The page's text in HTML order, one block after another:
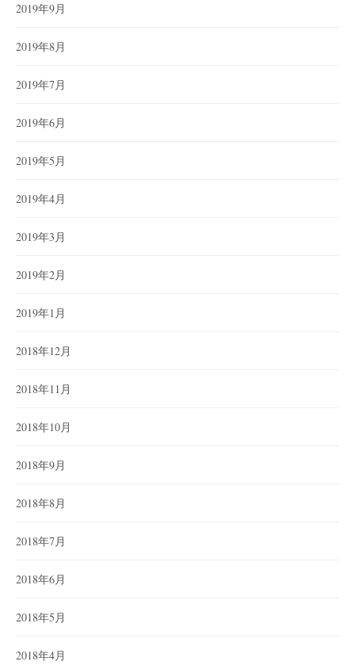
2019年9月
2019年8月
2019年7月
2019年6月
2019年5月
2019年4月
2019年3月
2019年2月
2019年1月
2018年12月
2018年11月
2018年10月
2018年9月
2018年8月
2018年7月
2018年6月
2018年5月
2018年4月